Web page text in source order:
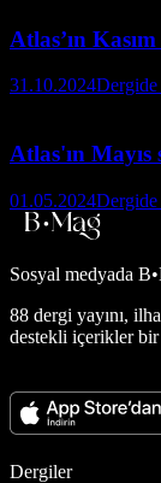
Atlas’ın Kasım
31.10.2024
Atlas'ın Mayıs
01.05.2024
Sosyal medyada
88 dergi yayını,
destekli içerikler bir
Dergiler